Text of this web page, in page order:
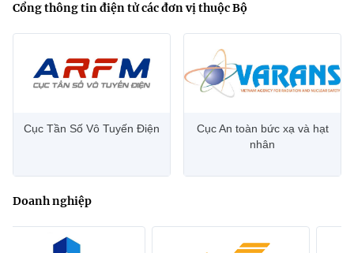
Cổng thông tin điện tử các đơn vị thuộc Bộ
Cục Tần Số Vô Tuyến Điện
Cục An toàn bức xạ và hạt
nhân
Doanh nghiệp